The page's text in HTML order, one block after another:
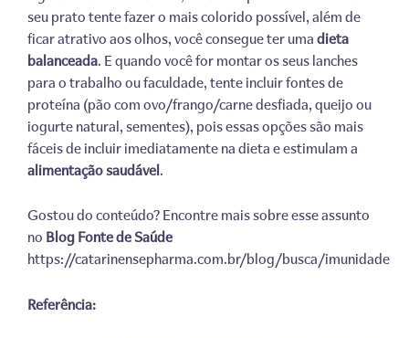
seu prato tente fazer o mais colorido possível, além de
ficar atrativo aos olhos, você consegue ter umadieta
balanceada. E quando você for montar os seus lanches
para o trabalho ou faculdade, tente incluir fontes de
proteína (pão com ovo/frango/carne desfiada, queijo ou
iogurte natural, sementes), pois essas opções são mais
fáceis de incluir imediatamente na dieta e estimulam a
alimentação saudável.
Gostou do conteúdo? Encontre mais sobre esse assunto
no Blog Fonte de Saúde
https://catarinensepharma.com.br/blog/busca/imunidade
Referência: